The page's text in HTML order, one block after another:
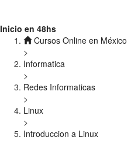
Inicio en 48hs
Cursos Online en México
>
Informatica
>
Redes Informaticas
>
Linux
>
Introduccion a Linux